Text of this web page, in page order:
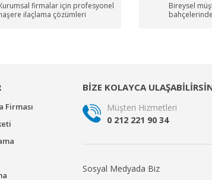
firmalar için profesyonel
ilaçlama çözümleri
Bireysel
Firması
BİZE KOLAYCA
Müşteri Hizmetleri
0 212 221 90 34
Sosyal Medyada Biz